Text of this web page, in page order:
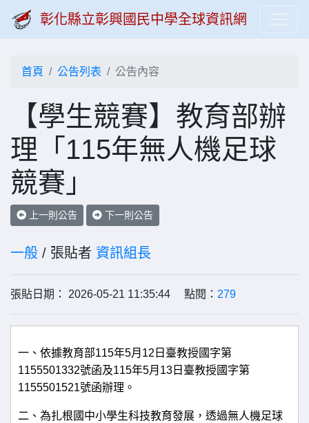
彰化縣立彰興國民中學全球資訊網
首頁 公告列表 公告內容
【學生競賽】教育部辦
理「115年無人機足球
競賽」
上一則公告 下一則公告
一般 / 張貼者 資訊組長
張貼日期： 2026-05-21 11:35:44 點閱： 279
一、依據教育部115年5月 12 日臺教授國字第
1155501332號函及115年5月 13 日臺教授國字第
1155501521號函辦理。
二、 為扎根國中小學生科技教育發展，透過無人機足球